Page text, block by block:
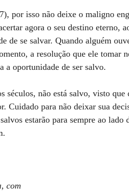
por isso não deixe o maligno
agora o seu destino eterno,
de se salvar. Quando alguém
a resolução que ele tomar
a oportunidade de ser salvo.
séculos, não está salvo, visto que
Cuidado para não deixar sua
estarão para sempre ao lado
com